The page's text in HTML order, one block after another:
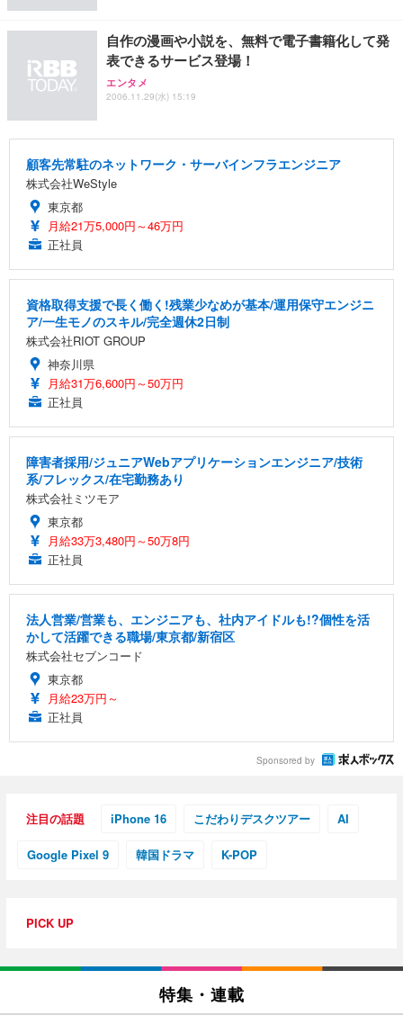
自作の漫画や小説を、無料で電子書籍化して発
表できるサービス登場！
エンタメ
2006.11.29(水) 15:19
顧客先常駐のネットワーク・サーバインフラエンジニア
株式会社WeStyle
東京都
月給21万5,000円～46万円
正社員
資格取得支援で長く働く!残業少なめが基本/運用保守エンジニ
ア/一生モノのスキル/完全週休2日制
株式会社RIOT GROUP
神奈川県
月給31万6,600円～50万円
正社員
障害者採用/ジュニアWebアプリケーションエンジニア/技術
系/フレックス/在宅勤務あり
株式会社ミツモア
東京都
月給33万3,480円～50万8円
正社員
法人営業/営業も、エンジニアも、社内アイドルも!?個性を活
かして活躍できる職場/東京都/新宿区
株式会社セブンコード
東京都
月給23万円～
正社員
Sponsored by
注目の話題 iPhone 16 こだわりデスクツアー AI
Google Pixel 9 韓国ドラマ K-POP
PICK UP
特集・連載